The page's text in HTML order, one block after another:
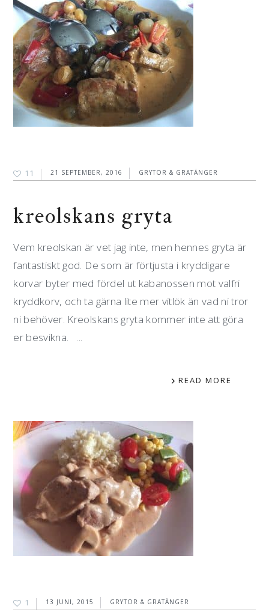
11 21 SEPTEMBER, 2016 GRYTOR & GRATÄNGER
kreolskans gryta
Vem kreolskan är vet jag inte, men hennes gryta är
fantastiskt god. De som är förtjusta i kryddigare
korvar byter med fördel ut kabanossen mot valfri
kryddkorv, och ta gärna lite mer vitlök än vad ni tror
ni behöver. Kreolskans gryta kommer inte att göra
er besvikna. ...
READ MORE
1 13 JUNI, 2015 GRYTOR & GRATÄNGER